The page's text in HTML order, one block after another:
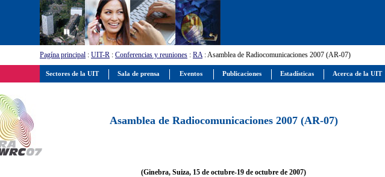
Pagína principal : UIT-R : Conferencias y reuniones : RA: Asamblea de Radiocomunicaciones 2007 (AR-07)
Asamblea de Radiocomunicaciones 2007 (AR-07)
(Ginebra, Suiza, 15 de octubre-19 de octubre de 2007)
Sectores de la UIT Sala de prensa Eventos Publicaciones Estadísticas Acerca de la UIT